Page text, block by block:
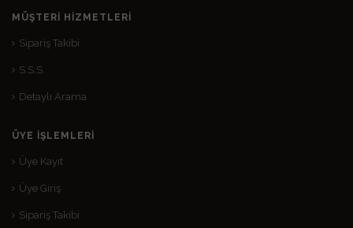
MÜŞTERI HIZMETLERI
Sipariş Takibi
S.S.S.
Detaylı Arama
ÜYE İŞLEMLERI
Üye Kayıt
Üye Giriş
Sipariş Takibi